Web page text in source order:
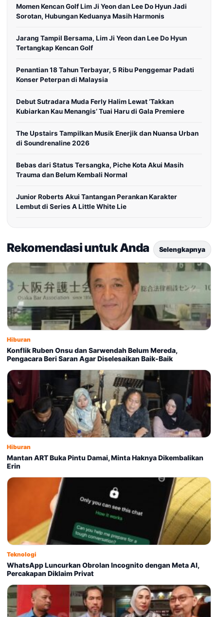
Momen Kencan Golf Lim Ji Yeon dan Lee Do Hyun Jadi
Sorotan, Hubungan Keduanya Masih Harmonis
Jarang Tampil Bersama, Lim Ji Yeon dan Lee Do Hyun
Tertangkap Kencan Golf
Penantian 18 Tahun Terbayar, 5 Ribu Penggemar Padati
Konser Peterpan di Malaysia
Debut Sutradara Muda Ferly Halim Lewat ‘Takkan
Kubiarkan Kau Menangis’ Tuai Haru di Gala Premiere
The Upstairs Tampilkan Musik Enerjik dan Nuansa Urban
di Soundrenaline 2026
Bebas dari Status Tersangka, Piche Kota Akui Masih
Trauma dan Belum Kembali Normal
Junior Roberts Akui Tantangan Perankan Karakter
Lembut di Series A Little White Lie
Rekomendasi untuk Anda Selengkapnya
Hiburan
Konflik Ruben Onsu dan Sarwendah Belum Mereda,
Pengacara Beri Saran Agar Diselesaikan Baik-Baik
Hiburan
Mantan ART Buka Pintu Damai, Minta Haknya Dikembalikan
Erin
Teknologi
WhatsApp Luncurkan Obrolan Incognito dengan Meta AI,
Percakapan Diklaim Privat